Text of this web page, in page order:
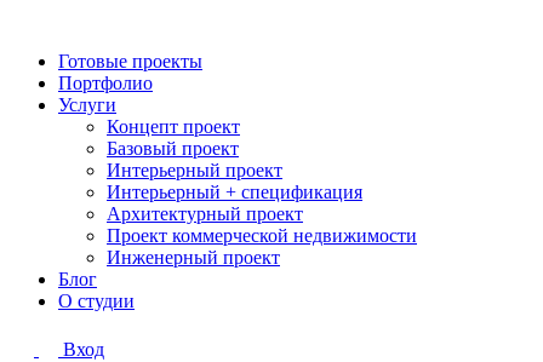
Готовые проекты
Портфолио
Услуги
Концепт проект
Базовый проект
Интерьерный проект
Интерьерный + спецификация
Архитектурный проект
Проект коммерческой недвижимости
Инженерный проект
Блог
О студии
Вход